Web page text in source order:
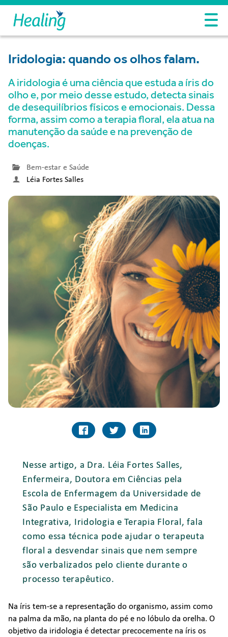
Iridologia: quando os olhos falam.
A iridologia é uma ciência que estuda a íris do
olho e, por meio desse estudo, detecta sinais
de desequilíbrios físicos e emocionais. Dessa
forma, assim como a terapia floral, ela atua na
manutenção da saúde e na prevenção de
doenças.
Bem-estar e Saúde
Léia Fortes Salles
Nesse artigo, a Dra. Léia Fortes Salles,
Enfermeira, Doutora em Ciências pela
Escola de Enfermagem da Universidade de
São Paulo e Especialista em Medicina
Integrativa, Iridologia e Terapia Floral, fala
como essa técnica pode ajudar o terapeuta
floral a desvendar sinais que nem sempre
são verbalizados pelo cliente durante o
processo terapêutico.
Na íris tem-se a representação do organismo, assim como
na palma da mão, na planta do pé e no lóbulo da orelha. O
objetivo da iridologia é detectar precocemente na íris os